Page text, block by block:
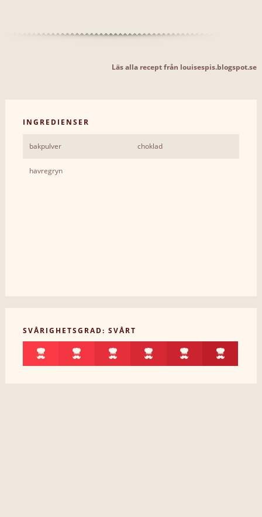
Läs alla recept från louisespis.blogspot.se
INGREDIENSER
bakpulver choklad
havregryn
SVÅRIGHETSGRAD: SVÅRT